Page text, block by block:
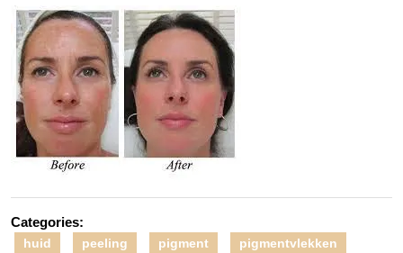
Categories:
huid peeling pigment pigmentvlekken